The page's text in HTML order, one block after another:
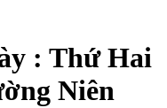
: Thứ Hai
Niên